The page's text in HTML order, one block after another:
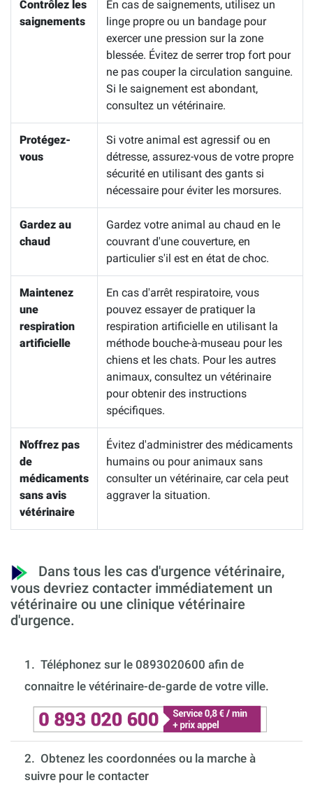
Contrôlez les
saignements
En cas de saignements, utilisez un
linge propre ou un bandage pour
exercer une pression sur la zone
blessée. Évitez de serrer trop fort pour
ne pas couper la circulation sanguine.
Si le saignement est abondant,
consultez un vétérinaire.
Protégez-
vous
Si votre animal est agressif ou en
détresse, assurez-vous de votre propre
sécurité en utilisant des gants si
nécessaire pour éviter les morsures.
Gardez au
chaud
Gardez votre animal au chaud en le
couvrant d'une couverture, en
particulier s'il est en état de choc.
Maintenez
une
respiration
artificielle
En cas d'arrêt respiratoire, vous
pouvez essayer de pratiquer la
respiration artificielle en utilisant la
méthode bouche-à-museau pour les
chiens et les chats. Pour les autres
animaux, consultez un vétérinaire
pour obtenir des instructions
spécifiques.
N'offrez pas
de
médicaments
sans avis
vétérinaire
Évitez d'administrer des médicaments
humains ou pour animaux sans
consulter un vétérinaire, car cela peut
aggraver la situation.
Dans tous les cas d'urgence vétérinaire,
vous devriez contacter immédiatement un
vétérinaire ou une clinique vétérinaire
d'urgence.
1. Téléphonez sur le 0893020600 afin de
connaitre le vétérinaire-de-garde de votre ville.
2. Obtenez les coordonnées ou la marche à
suivre pour le contacter